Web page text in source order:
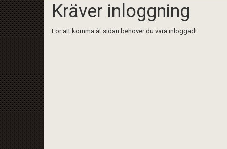
Kräver inloggning
För att komma åt sidan behöver du vara inloggad!